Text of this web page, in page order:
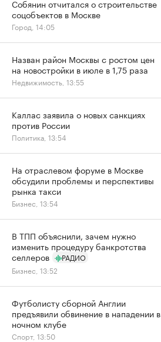
Собянин отчитался о строительстве
соцобъектов в Москве
Город, 14:05
Назван район Москвы с ростом цен
на новостройки в июле в 1,75 раза
Недвижимость, 13:55
Каллас заявила о новых санкциях
против России
Политика, 13:54
На отраслевом форуме в Москве
обсудили проблемы и перспективы
рынка такси
Бизнес, 13:54
В ТПП объяснили, зачем нужно
изменить процедуру банкротства
селлеров
РАДИО
Бизнес, 13:52
Футболисту сборной Англии
предъявили обвинение в нападении в
ночном клубе
Спорт, 13:50